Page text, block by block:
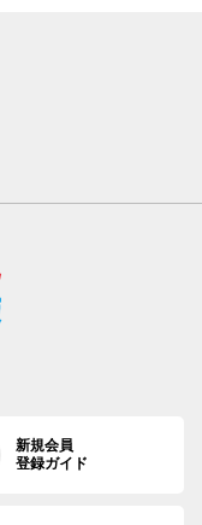
新規会員
登録ガイド